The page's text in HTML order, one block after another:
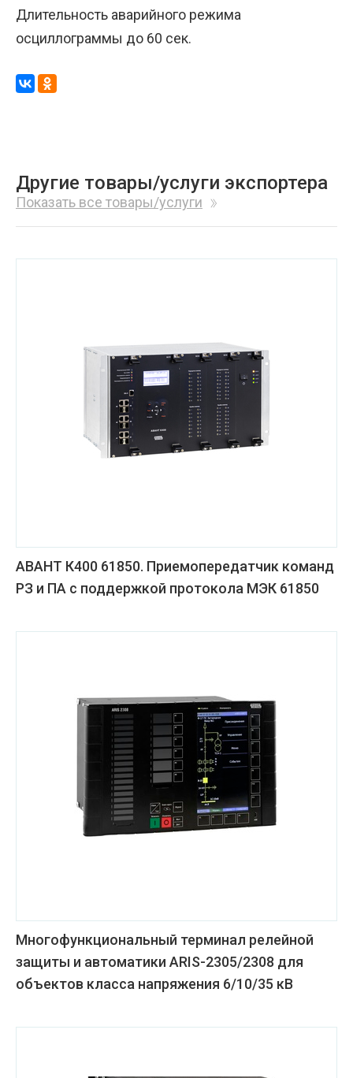
Длительность аварийного режима
осциллограммы до 60 сек.
Другие товары/услуги экспортера
Показать все товары/услуги
АВАНТ К400 61850. Приемопередатчик команд
РЗ и ПА с поддержкой протокола МЭК 61850
Многофункциональный терминал релейной
защиты и автоматики ARIS-2305/2308 для
объектов класса напряжения 6/10/35 кВ